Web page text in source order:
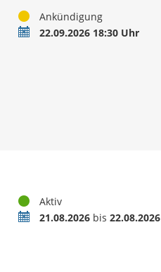
StatusAnkündigung
Termin22.09.2026 18:30 Uhr
StatusAktiv
Termin21.08.2026 bis22.08.2026